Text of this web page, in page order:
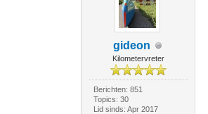
gideon
Kilometervreter
Berichten: 851
Topics: 30
Lid sinds: Apr 2017